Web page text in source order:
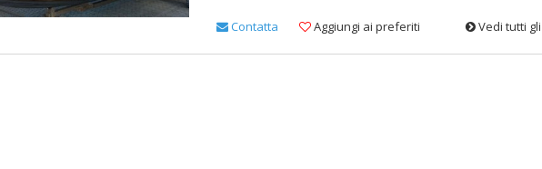
Contatta Aggiungi ai preferiti Vedi tutti